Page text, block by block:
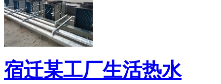
宿迁某工厂生活热水